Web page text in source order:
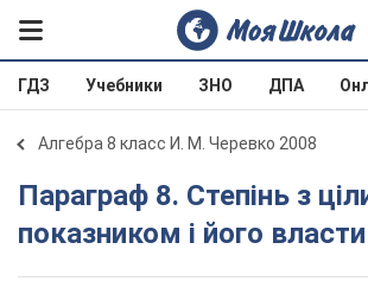
ГДЗ Учебники ЗНО ДПА
Алгебра 8 класс И. М. Черевко 2008
Параграф 8. Степінь з цілим
показником і його